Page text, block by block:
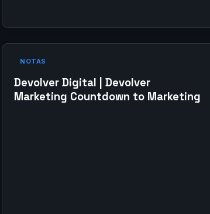
NOTAS
Devolver Digital | Devolver
Marketing Countdown to Marketing